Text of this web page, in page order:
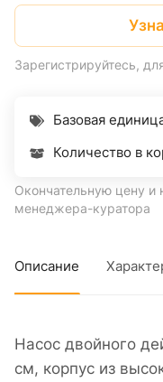
Зарегистрируйтесь,
Базовая
Количество в
Окончательную цену и
менеджера-куратора
Описание
Насос двойного
см, корпус из